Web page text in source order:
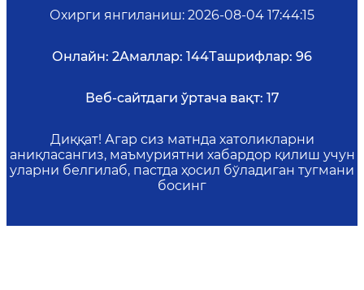
Охирги янгиланиш: 2026-08-04 17:44:15
Онлайн: 2Амаллар: 144Ташрифлар: 96
Веб-сайтдаги ўртача вақт: 17
Диққат! Агар сиз матнда хатоликларни
аниқласангиз, маъмуриятни хабардор қилиш учун
уларни белгилаб, пастда ҳосил бўладиган тугмани
босинг